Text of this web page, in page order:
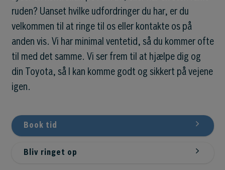
ruden? Uanset hvilke udfordringer du har, er du
velkommen til at ringe til os eller kontakte os på
anden vis. Vi har minimal ventetid, så du kommer ofte
til med det samme. Vi ser frem til at hjælpe dig og
din Toyota, så I kan komme godt og sikkert på vejene
igen.
Book tid
Bliv ringet op